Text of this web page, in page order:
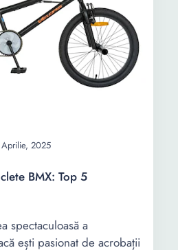
2025
BMX: Top 5
spectaculoasă a
ești pasionat de acrobații